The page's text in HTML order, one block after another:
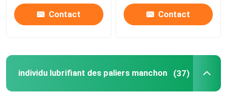
Incidence de DX
Cage de roulement à billes
Incidences en bronze enveloppées
Contact Contact
individu lubrifiant des paliers manchon (37)